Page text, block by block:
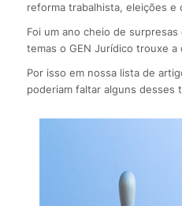
reforma trabalhista, eleições
Foi um ano cheio de
temas o GEN Jurídico trouxe
Por isso em nossa lista de
poderiam faltar alguns desses